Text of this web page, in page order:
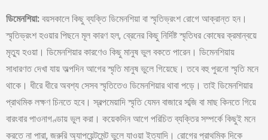
ডিমেনশিয়া: বয়সকালে কিছু ব্যক্তি ডিমেনশিয়া বা স্মৃতিভ্রংশ রোগে আক্রান্ত হন।
স্মৃতিভ্রংশ হওয়ার পিছনে মূল কারণ হল, ব্রেনের কিছু নির্দিষ্ট স্মৃতিধর কোষের ক্রমান্বয়ে
মৃত্যু হওয়া। ডিমেনশিয়ার কারণেও কিছু মানুষ ভুল বকতে পারেন। ডিমেনশিয়ায়
সাধারণত দেখা যায় অল্পদিন আগের স্মৃতি মানুষ ভুলে গিয়েছে। তবে বহু পুরনো স্মৃতি মনে
থাকে। ধীরে ধীরে অবশ্য সেসব স্মৃতিতেও ডিমেনশিয়ার থাবা পড়ে। তাই ডিমেনশিয়ার
প্রাথমিক লক্ষণ চিনতে হবে। স্বল্পমেয়াদি স্মৃতি যেমন বাজারে সব্জি বা মাছ কিনতে গিয়ে
বারংবার পাওনাগণ্ডায় ভুল করা। কয়েকদিন আগে পরিচিত ব্যক্তির সম্পর্কে কিছুই মনে
করতে না পারা, জরুরি অ্যাপয়েন্টমেন্ট ভুলে যাওয়া ইত্যাদি। রোগের প্রাথমিক দিকে